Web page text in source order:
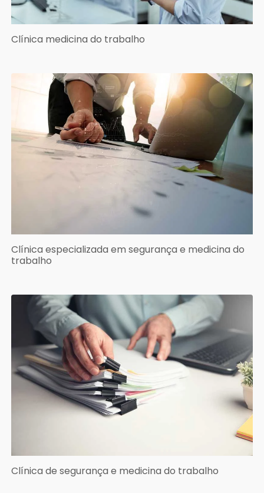
Clínica medicina do trabalho
Clínica especializada em segurança e medicina do
trabalho
Clínica de segurança e medicina do trabalho